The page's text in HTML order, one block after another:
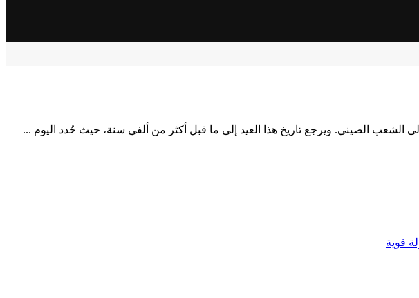
الشعب الصيني. ويرجع تاريخ هذا العيد إلى ما قبل أكثر من ألفي سنة، حيث حُدد اليوم ...